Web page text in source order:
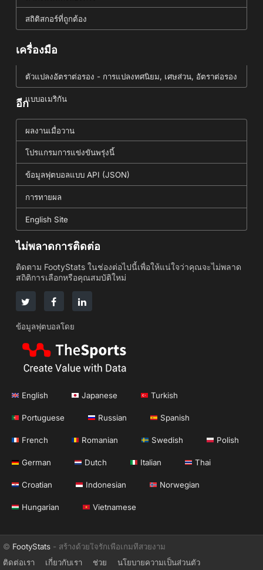
สถิติสกอร์ที่ถูกต้อง
เครื่องมือ
ตัวแปลงอัตราต่อรอง - การแปลงทศนิยม, เศษส่วน, อัตราต่อรอง
แบบอเมริกัน
อีก
ผลงานเมื่อวาน
โปรแกรมการแข่งขันพรุ่งนี้
ข้อมูลฟุตบอลแบบ API (JSON)
การทายผล
English Site
ไม่พลาดการติดต่อ
ติดตาม FootyStats ในช่องต่อไปนี้เพื่อให้แน่ใจว่าคุณจะไม่พลาด
สถิติการเลือกหรือคุณสมบัติใหม่
ข้อมูลฟุตบอลโดย
English Japanese Turkish
Portuguese Russian Spanish
French Romanian Swedish Polish
German Dutch Italian Thai
Croatian Indonesian Norwegian
Hungarian Vietnamese
© FootyStats - สร้างด้วยใจรักเพื่อเกมที่สวยงาม
ติดต่อเรา
เกี่ยวกับเรา ช่วย นโยบายความเป็นส่วนตัว